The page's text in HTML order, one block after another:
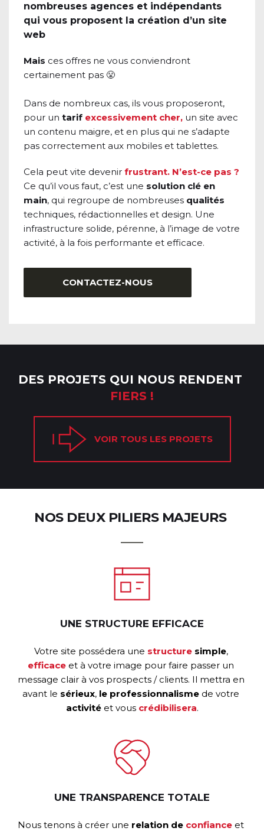
nombreuses agences et indépendants
qui vous proposent la création d’un site
web
Mais ces offres ne vous conviendront
certainement pas 😤
Dans de nombreux cas, ils vous proposeront,
pour un tarif excessivement cher, un site avec
un contenu maigre, et en plus qui ne s’adapte
pas correctement aux mobiles et tablettes.
Cela peut vite devenir
Ce qu’il vous faut, c’est une solution clé en
main, qui regroupe de nombreuses qualités
techniques, rédactionnelles et design. Une
infrastructure solide, pérenne, à l’image de votre
activité, à la fois performante et efficace.
CONTACTEZ-NOUS
DES PROJETS QUI NOUS RENDENT
FIERS !
VOIR TOUS LES PROJETS
NOS DEUX PILIERS MAJEURS
UNE STRUCTURE EFFICACE
Votre site possédera une structure simple,
efficace et à votre image pour faire passer un
message clair à vos prospects / clients. Il mettra en
avant le sérieux, le professionnalisme
activité et vous crédibilisera.
UNE TRANSPARENCE TOTALE
Nous tenons à créer une relation de confiance et